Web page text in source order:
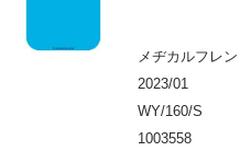
メヂカルフレ
2023/01
WY/160/S
1003558